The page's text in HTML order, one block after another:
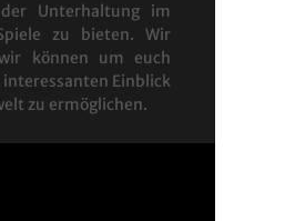
Unterhaltung im
zu bieten. Wir
können um euch
Einblick
zu ermöglichen.